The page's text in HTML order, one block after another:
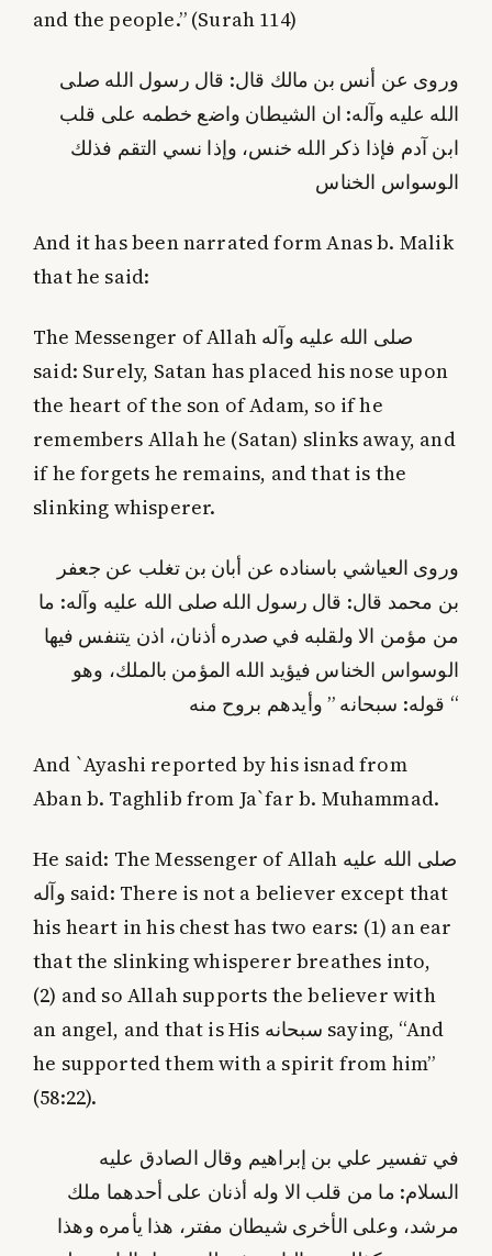
and the people.” (Surah 114)
وروى عن أنس بن مالك قال: قال رسول الله صلى
الله عليه وآله: ان الشيطان واضع خطمه على قلب
ابن آدم فإذا ذكر الله خنس، وإذا نسي التقم فذلك
الوسواس الخناس
And it has been narrated form Anas b. Malik
that he said:
The Messenger of Allah صلى الله عليه وآله
said: Surely, Satan has placed his nose upon
the heart of the son of Adam, so if he
remembers Allah he (Satan) slinks away, and
if he forgets he remains, and that is the
slinking whisperer.
وروى العياشي باسناده عن أبان بن تغلب عن جعفر
بن محمد قال: قال رسول الله صلى الله عليه وآله: ما
من مؤمن الا ولقلبه في صدره أذنان، اذن يتنفس فيها
الوسواس الخناس فيؤيد الله المؤمن بالملك، وهو
قوله: سبحانه ” وأيدهم بروح منه “
And `Ayashi reported by his isnad from
Aban b. Taghlib from Ja`far b. Muhammad.
He said: The Messenger of Allah صلى الله عليه
وآله said: There is not a believer except that
his heart in his chest has two ears: (1) an ear
that the slinking whisperer breathes into,
(2) and so Allah supports the believer with
an angel, and that is His سبحانه saying, “And
he supported them with a spirit from him”
(58:22).
السلام: ما من قلب الا وله أذنان على أحدهما ملك
مرشد، وعلى الأخرى شيطان مفتر، هذا يأمره وهذا